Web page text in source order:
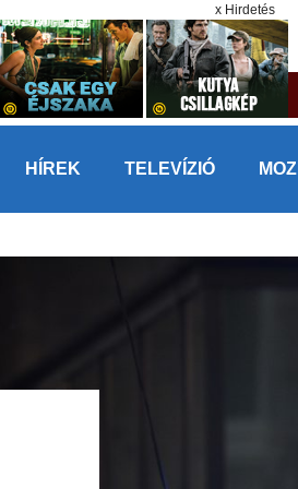
x Hirdetés
HÍREK TELEVÍZIÓ MOZI